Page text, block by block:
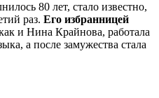
80 лет, стало известно,
раз. Его избранницей
и Нина Крайнова, работала
а после замужества стала